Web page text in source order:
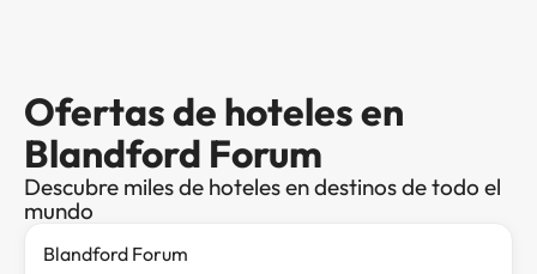
Ofertas de hoteles en
Blandford Forum
Descubre miles de hoteles en destinos de todo el
mundo